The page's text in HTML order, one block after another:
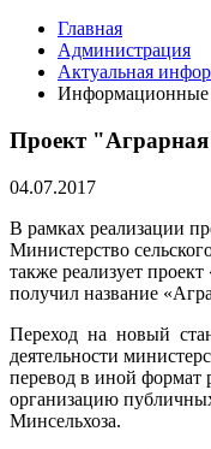
Главная
Администрация
Актуальная
Информационные
Проект
04.07.2017
В рамках реализации
Министерство
также реализует
получил название
Переход на новый
деятельности
перевод в иной формат
организацию
Минсельхоза.